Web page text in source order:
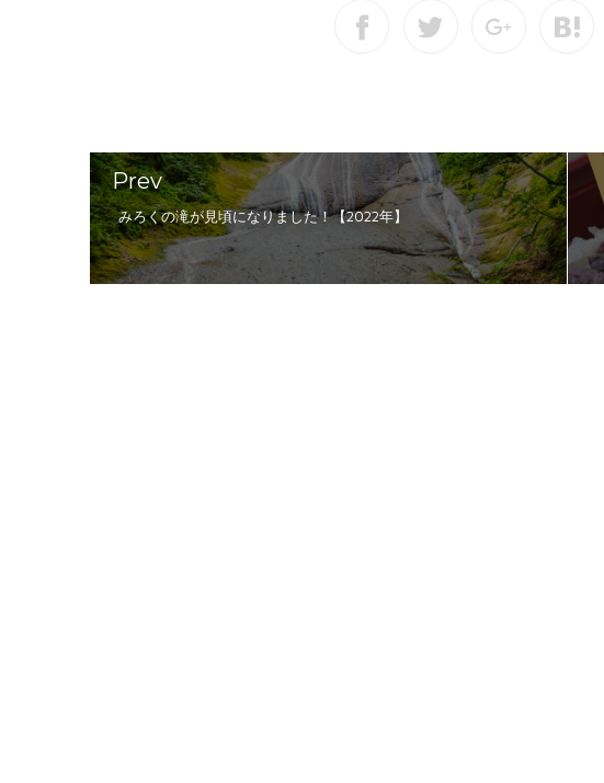
Prev
みろくの滝が見頃になりました！【2022年】